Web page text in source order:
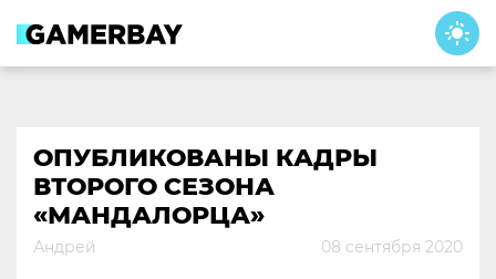
content
ОПУБЛИКОВАНЫ КАДРЫ
ВТОРОГО СЕЗОНА
«МАНДАЛОРЦА»
Андрей 08 сентября 2020